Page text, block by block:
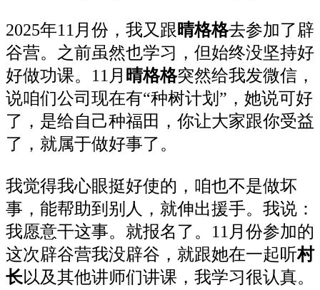
2025年11月份，我又跟晴格格去参加了辟
谷营。之前虽然也学习，但始终没坚持好
好做功课。11月 晴格格突然给我发微信，
说咱们公司现在有“种树计划”，她说可好
了，是给自己种福田，你让大家跟你受益
了，就属于做好事了。
我觉得我心眼挺好使的，咱也不是做坏
事，能帮助到别人，就伸出援手。我说：
我愿意干这事。就报名了。11月份参加的
这次辟谷营我没辟谷，就跟她在一起听村
长以及其他讲师们讲课，我学习很认真。